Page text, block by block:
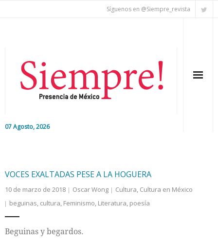
Síguenos en @Siempre_revista
07 Agosto, 2026
Nacional
Internacional
VOCES EXALTADAS PESE A LA HOGUERA
10 de marzo de 2018 Oscar Wong Cultura, Cultura en México
beguinas, cultura, Feminismo, Literatura, poesía
Beguinas y begardos.